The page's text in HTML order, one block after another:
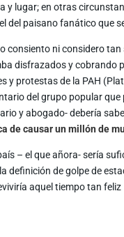
y lugar; en otras
del paisano fanático que
consiento ni considero
disfrazados y cobrando
y protestas de la PAH
del grupo popular
y abogado- debería
de causar un millón de
– el que añora- sería
definición de golpe de
aquel tiempo tan feliz